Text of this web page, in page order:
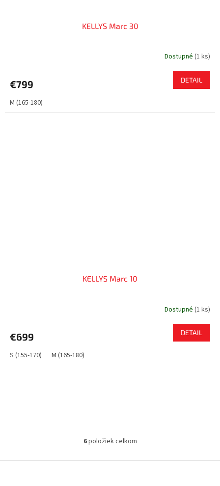
KELLYS Marc 30
Dostupné (1 ks)
€799 DETAIL
M (165-180)
KELLYS Marc 10
Dostupné (1 ks)
€699 DETAIL
S (155-170) M (165-180)
O
l
6položiek celkom